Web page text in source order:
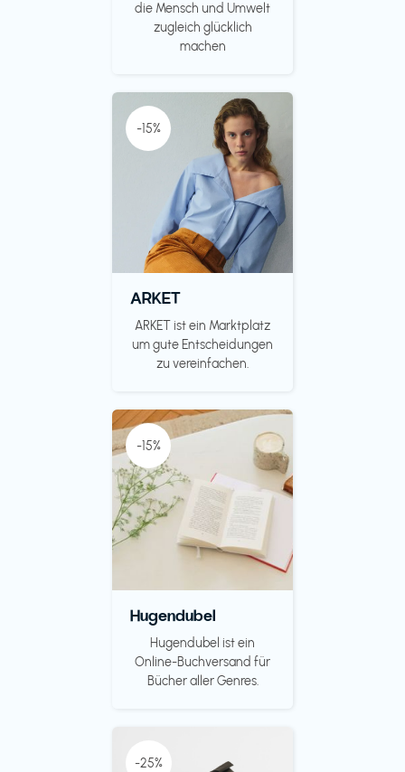
die Mensch und Umwelt
zugleich glücklich
machen
-15%
ARKET
ARKET ist ein Marktplatz
um gute Entscheidungen
zu vereinfachen.
-15%
Hugendubel
Hugendubel ist ein
Online-Buchversand für
Bücher aller Genres.
-25%